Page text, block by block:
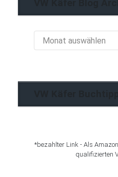
Käfer
*bezahlter Link - Als
qualifizierten